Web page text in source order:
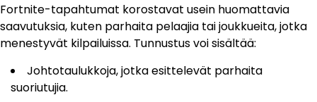
Fortnite-tapahtumat korostavat usein huomattavia
saavutuksia, kuten parhaita pelaajia tai joukkueita, jotka
menestyvät kilpailuissa. Tunnustus voi sisältää:
Johtotaulukkoja, jotka esittelevät parhaita
suoriutujia.